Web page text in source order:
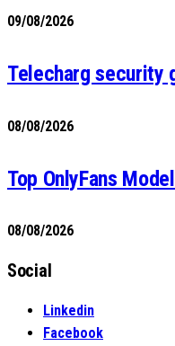
09/08/2026
Telecharg security
08/08/2026
Top OnlyFans
08/08/2026
Social
Linkedin
Facebook